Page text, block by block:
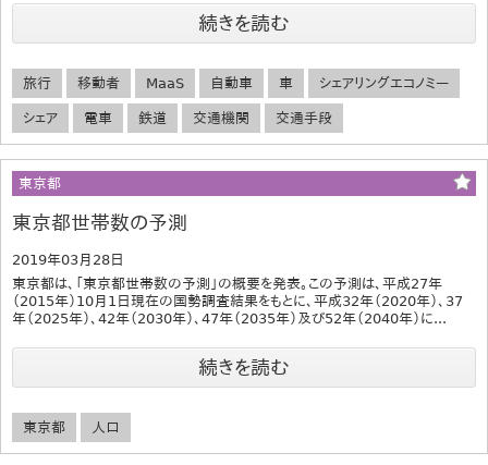
続きを読む
旅行 移動者 MaaS 自動車 車 シェアリングエコノミー
シェア 電車 鉄道 交通機関 交通手段
東京都
東京都世帯数の予測
2019年03月28日
東京都は、「東京都世帯数の予測」の概要を発表。この予測は、平成27年
（2015年）10月1日現在の国勢調査結果をもとに、平成32年（2020年）、37
年（2025年）、42年（2030年）、47年（2035年）及び52年（2040年）に...
続きを読む
東京都 人口